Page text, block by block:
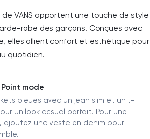
de VANS apportent une touche de style
robe des garçons. Conçues avec
elles allient confort et esthétique pour
quotidien.
mode
bleues avec un jean slim et un t-
un look casual parfait. Pour une
ajoutez une veste en denim pour